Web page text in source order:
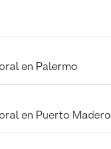
en Palermo
en Puerto Madero